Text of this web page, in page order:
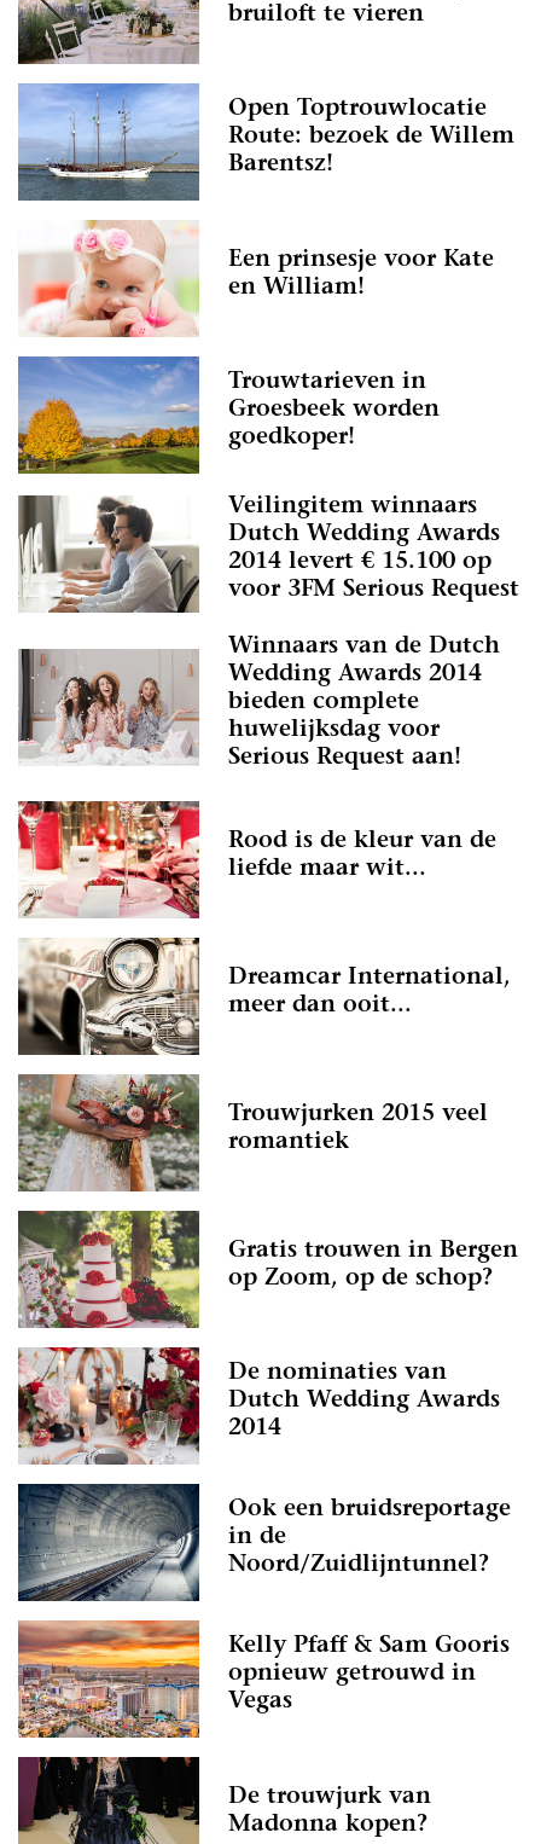
bruiloft te vieren
Open Toptrouwlocatie
Route: bezoek de Willem
Barentsz!
Een prinsesje voor Kate
en William!
Trouwtarieven in
Groesbeek worden
goedkoper!
Veilingitem winnaars
Dutch Wedding Awards
2014 levert € 15.100 op
voor 3FM Serious Request
Winnaars van de Dutch
Wedding Awards 2014
bieden complete
huwelijksdag voor
Serious Request aan!
Rood is de kleur van de
liefde maar wit...
Dreamcar International,
meer dan ooit...
Trouwjurken 2015 veel
romantiek
Gratis trouwen in Bergen
op Zoom, op de schop?
De nominaties van
Dutch Wedding Awards
2014
Ook een bruidsreportage
in de
Noord/Zuidlijntunnel?
Kelly Pfaff & Sam Gooris
opnieuw getrouwd in
Vegas
De trouwjurk van
Madonna kopen?